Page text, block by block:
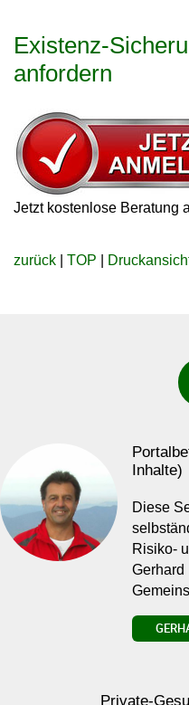
Existenz-
anfordern
Jetzt kostenlose Beratung
zurück TOP
Inhalte)
Diese
Risiko-
Gerhard
Private-